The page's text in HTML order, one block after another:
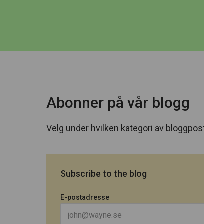
Abonner på vår blogg
Velg under hvilken kategori av
Subscribe to the blog
E-postadresse